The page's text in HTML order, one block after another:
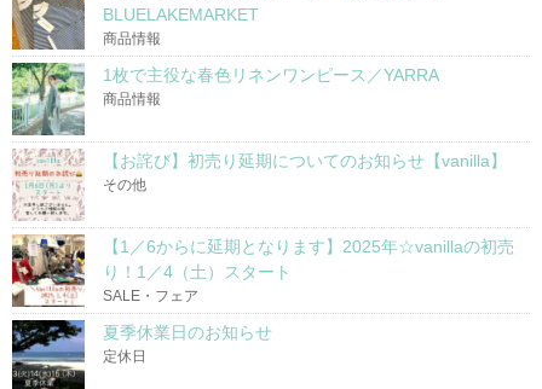
BLUELAKEMARKET
商品情報
1枚で主役な春色リネンワンピース／YARRA
商品情報
【お詫び】初売り延期についてのお知らせ【vanilla】
その他
【1／6からに延期となります】2025年☆vanillaの初売
り！1／4（土）スタート
SALE・フェア
夏季休業日のお知らせ
定休日